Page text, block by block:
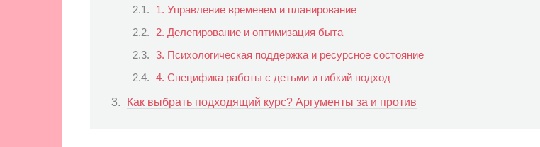
1. Управление временем и планирование
2. Делегирование и оптимизация быта
3. Психологическая поддержка и ресурсное состояние
4. Специфика работы с детьми и гибкий подход
Как выбрать подходящий курс? Аргументы за и против